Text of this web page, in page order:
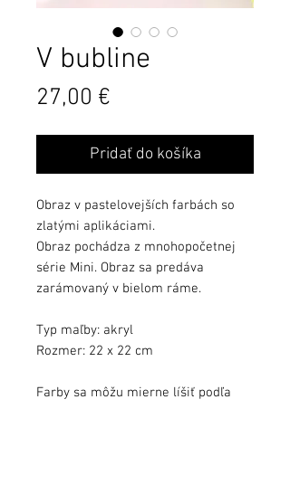
V bubline
27,00 €
Pridať do košíka
Obraz v pastelovejších farbách so
zlatými aplikáciami.
Obraz pochádza z mnohopočetnej
série Mini. Obraz sa predáva
zarámovaný v bielom ráme.
Typ maľby: akryl
Rozmer: 22 x 22 cm
Farby sa môžu mierne líšiť podľa